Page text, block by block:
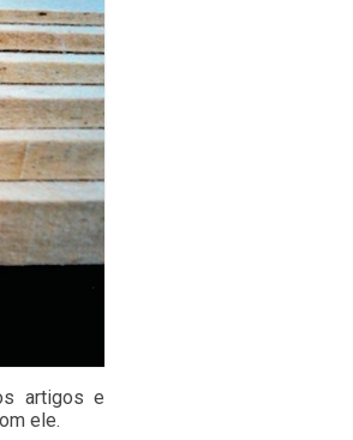
artigos e
ele.